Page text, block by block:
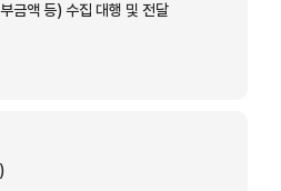
금액 등) 수집 대행 및 전달